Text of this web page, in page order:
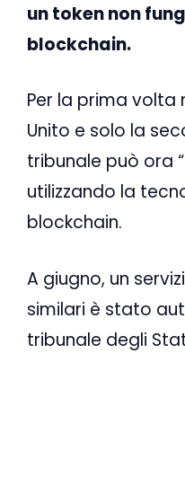
un token non
blockchain.
Per la prima volta
Unito e solo la
tribunale può ora
utilizzando la
blockchain.
A giugno, un
similari è stato
tribunale degli